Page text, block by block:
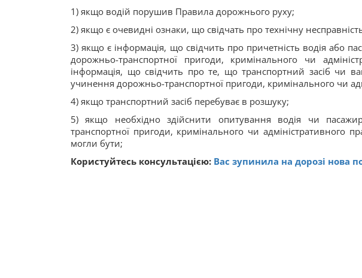
1) якщо водій порушив Правила дорожнього руху;
2) якщо є очевидні ознаки, що свідчать про технічну
3) якщо є інформація, що свідчить про причетність водія або
дорожньо-транспортної пригоди, кримінального чи
інформація, що свідчить про те, що транспортний засіб чи
учинення дорожньо-транспортної пригоди, кримінального чи
4) якщо транспортний засіб перебуває в розшуку;
5) якщо необхідно здійснити опитування водія чи
транспортної пригоди, кримінального чи адміністративного
могли бути;
Користуйтесь консультацією: Вас зупинила на дорозі нова